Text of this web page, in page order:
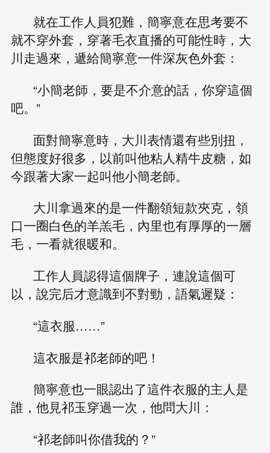
就在工作人員犯難，簡寧意在思考要不
就不穿外套，穿著毛衣直播的可能性時，大
川走過來，遞給簡寧意一件深灰色外套：
“小簡老師，要是不介意的話，你穿這個
吧。”
面對簡寧意時，大川表情還有些別扭，
但態度好很多，以前叫他粘人精牛皮糖，如
今跟著大家一起叫他小簡老師。
大川拿過來的是一件翻領短款夾克，領
口一圈白色的羊羔毛，內里也有厚厚的一層
毛，一看就很暖和。
工作人員認得這個牌子，連說這個可
以，說完后才意識到不對勁，語氣遲疑：
“這衣服……”
這衣服是祁老師的吧！
簡寧意也一眼認出了這件衣服的主人是
誰，他見祁玉穿過一次，他問大川：
“祁老師叫你借我的？”